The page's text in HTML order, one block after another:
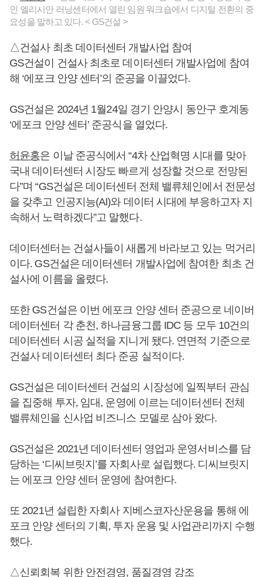
인 엘리시안 러닝센터에서 열린 임원 워크숍에서 디지털 전환의 중
요성을 말하고 있다. < GS건설 >
△건설사 최초 데이터센터 개발사업 참여
GS건설이 건설사 최초로 데이터센터 개발사업에 참여
해 ‘에포크 안양 센터’의 준공을 이끌었다.
GS건설은 2024년 1월24일 경기 안양시 동안구 호계동
‘에포크 안양 센터’ 준공식을 열었다.
허윤홍은 이날 준공식에서 “4차 산업혁명 시대를 맞아
국내 데이터센터 시장도 빠르게 성장할 것으로 전망된
다”며 “GS건설은 데이터센터 전체 밸류체인에서 전문성
을 갖추고 인공지능(AI)와 데이터 시대에 부응하고자 지
속해서 노력하겠다”고 말했다.
데이터센터는 건설사들이 새롭게 바라보고 있는 먹거리
이다. GS건설은 데이터센터 개발사업에 참여한 최초 건
설사에 이름을 올렸다.
또한 GS건설은 이번 에포크 안양 센터 준공으로 네이버
데이터센터 각 춘천, 하나금융그룹 IDC 등 모두 10건의
데이터센터 시공 실적을 지니게 됐다. 연면적 기준으로
건설사 데이터센터 최다 준공 실적이다.
GS건설은 데이터센터 건설의 시장성에 일찍부터 관심
을 집중해 투자, 임대, 운영에 이르는 데이터센터 전체
밸류체인을 신사업 비즈니스 모델로 삼아 왔다.
GS건설은 2021년 데이터센터 영업과 운영서비스를 담
당하는 ‘디씨브릿지’를 자회사로 설립했다. 디씨브릿지
는 에포크 안양 센터 운영에 참여한다.
또 2021년 설립한 자회사 지베스코자산운용을 통해 에
포크 안양 센터의 기획, 투자 운용 및 사업관리까지 수행
했다.
△신뢰회복 위한 안전경영, 품질경영 강조